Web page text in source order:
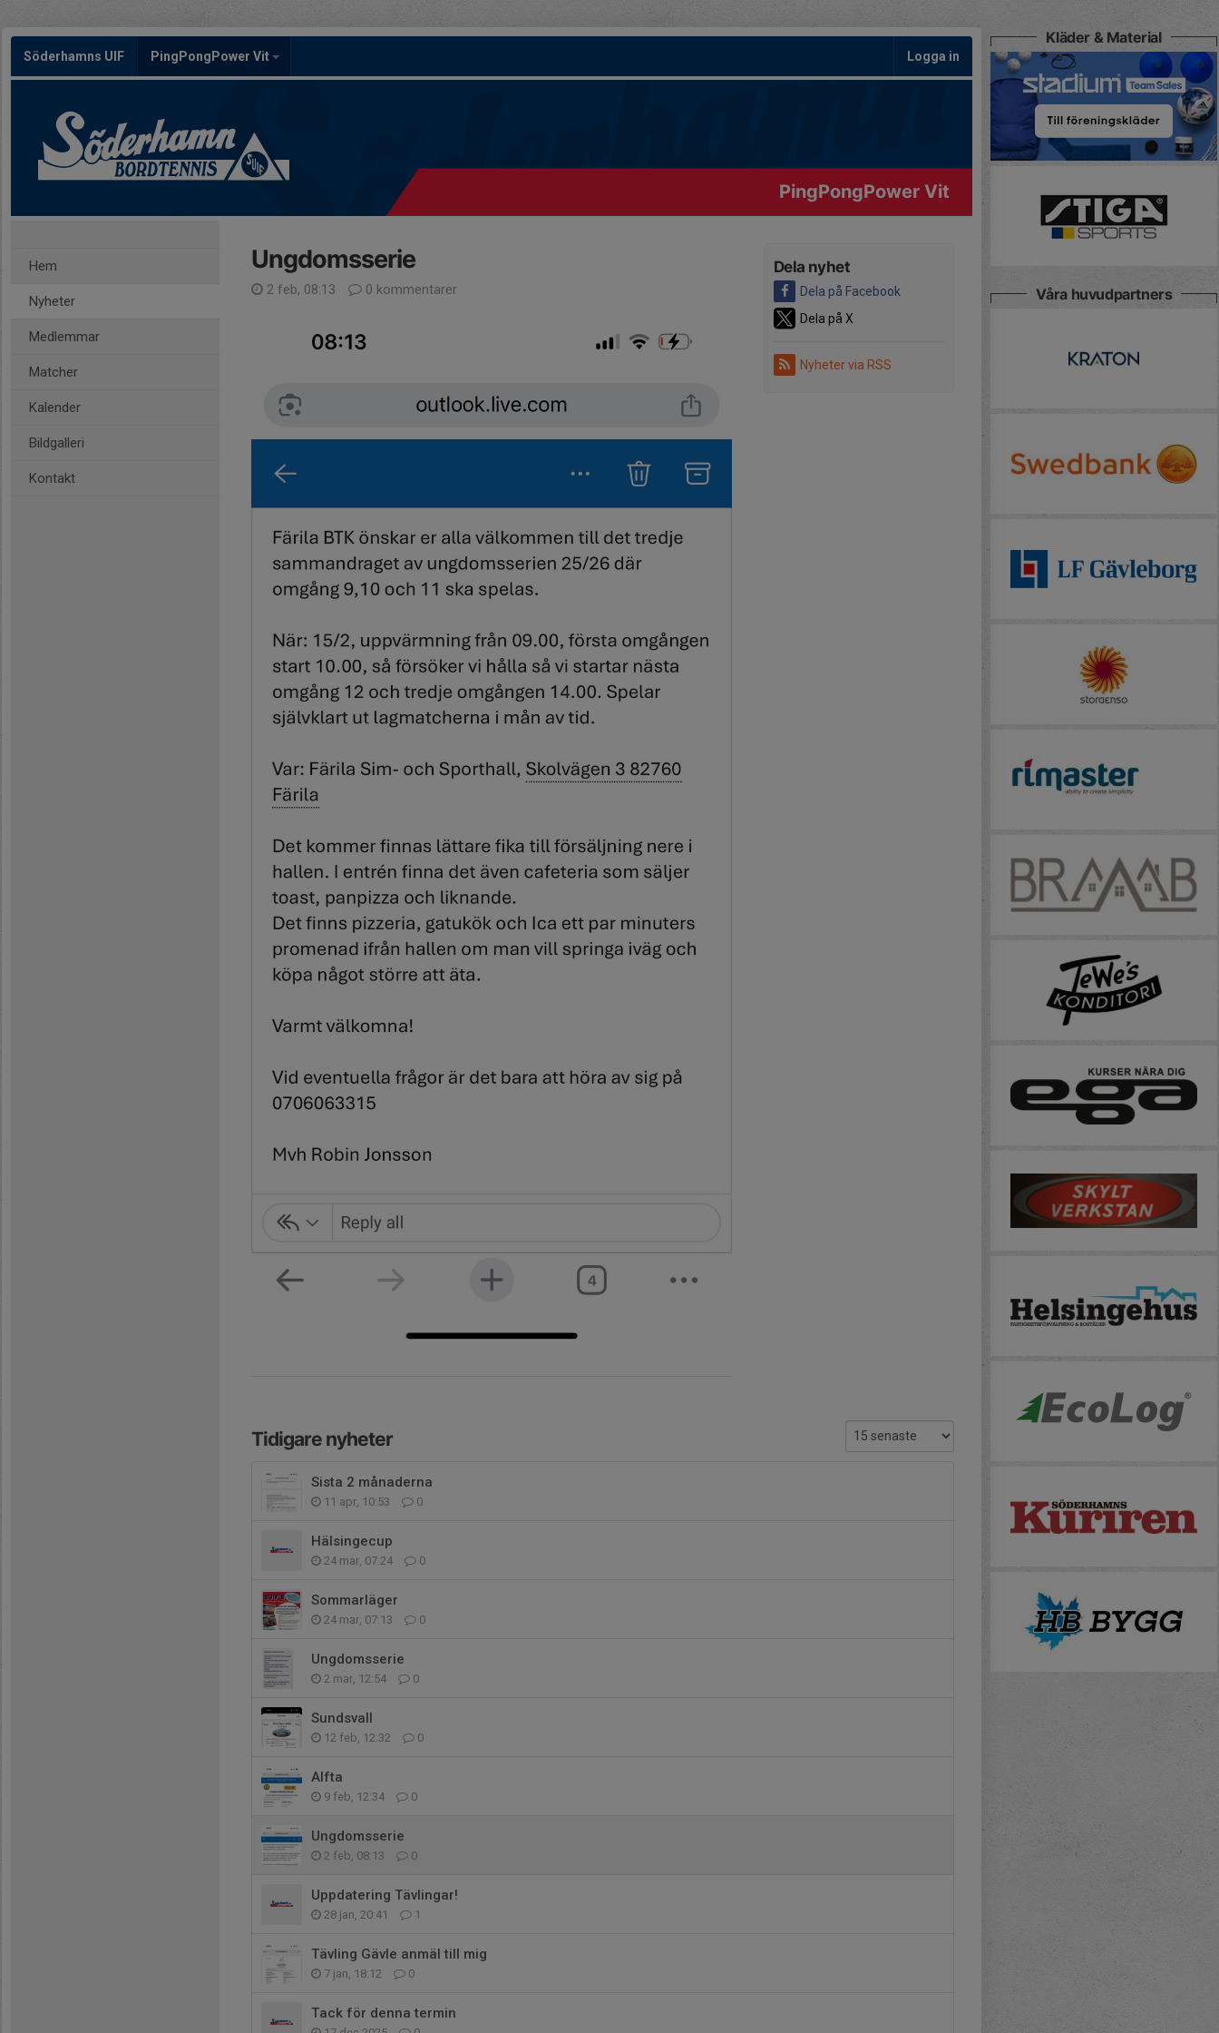
Söderhamns UIF PingPongPower Vit Logga in
PingPongPower Vit
Hem
Nyheter
Medlemmar
Matcher
Kalender
Bildgalleri
Kontakt
Dela nyhet
Dela på Facebook
Dela på X
Nyheter via RSS
Ungdomsserie
2 feb, 08:13 0 kommentarer
Tidigare nyheter
Sista 2 månaderna
11 apr, 10:53 0
Hälsingecup
24 mar, 07:24 0
Sommarläger
24 mar, 07:13 0
Ungdomsserie
2 mar, 12:54 0
Sundsvall
12 feb, 12:32 0
Alfta
9 feb, 12:34 0
Ungdomsserie
2 feb, 08:13 0
Uppdatering Tävlingar!
28 jan, 20:41 1
Tävling Gävle anmäl till mig
7 jan, 18:12 0
Tack för denna termin
Kläder & Material
Våra huvudpartners